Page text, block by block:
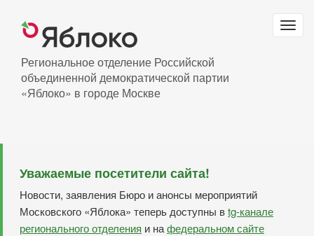
основному
Региональное отделение Российской
объединенной демократической партии
«Яблоко» в городе Москве
Уважаемые посетители сайта!
Новости, заявления Бюро и анонсы мероприятий
Московского «Яблока» теперь доступны вtg-канале
регионального отделения и нафедеральном сайте